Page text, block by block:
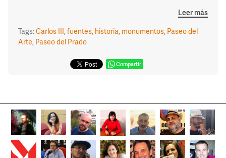
Leer más
Tags:Carlos III,fuentes, historia, monumentos, Paseo del
Arte, Paseo del Prado
Compartir